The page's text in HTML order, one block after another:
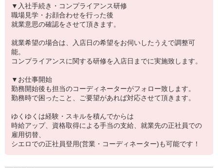
▼入社手続き・コンプライアンス研修
職場見学・お顔合わせを行った後
就業意思の確認をさせて頂きます。
就業希望の場合は、入店日の希望をお伺いしたうえで調整可
能。
コンプライアンスに関する研修を入店日までに実施致します。
▼お仕事開始
勤務開始後も担当のコーディネーターがフォロー致します。
勤務時で困ったこと、ご要望があれば対応させて頂きます。
ゆくゆくは経験・スキルを積んでからは
時給アップ、資格取得による手当の支給、就業先の正社員での
雇用切替、
シエロでの正社員登用(営業・コーディネーター)も可能です！